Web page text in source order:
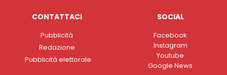
CONTATTACI
Pubblicità
Redazione
Pubblicità elettorale
SOCIAL
Facebook
Instagram
Youtube
Google News